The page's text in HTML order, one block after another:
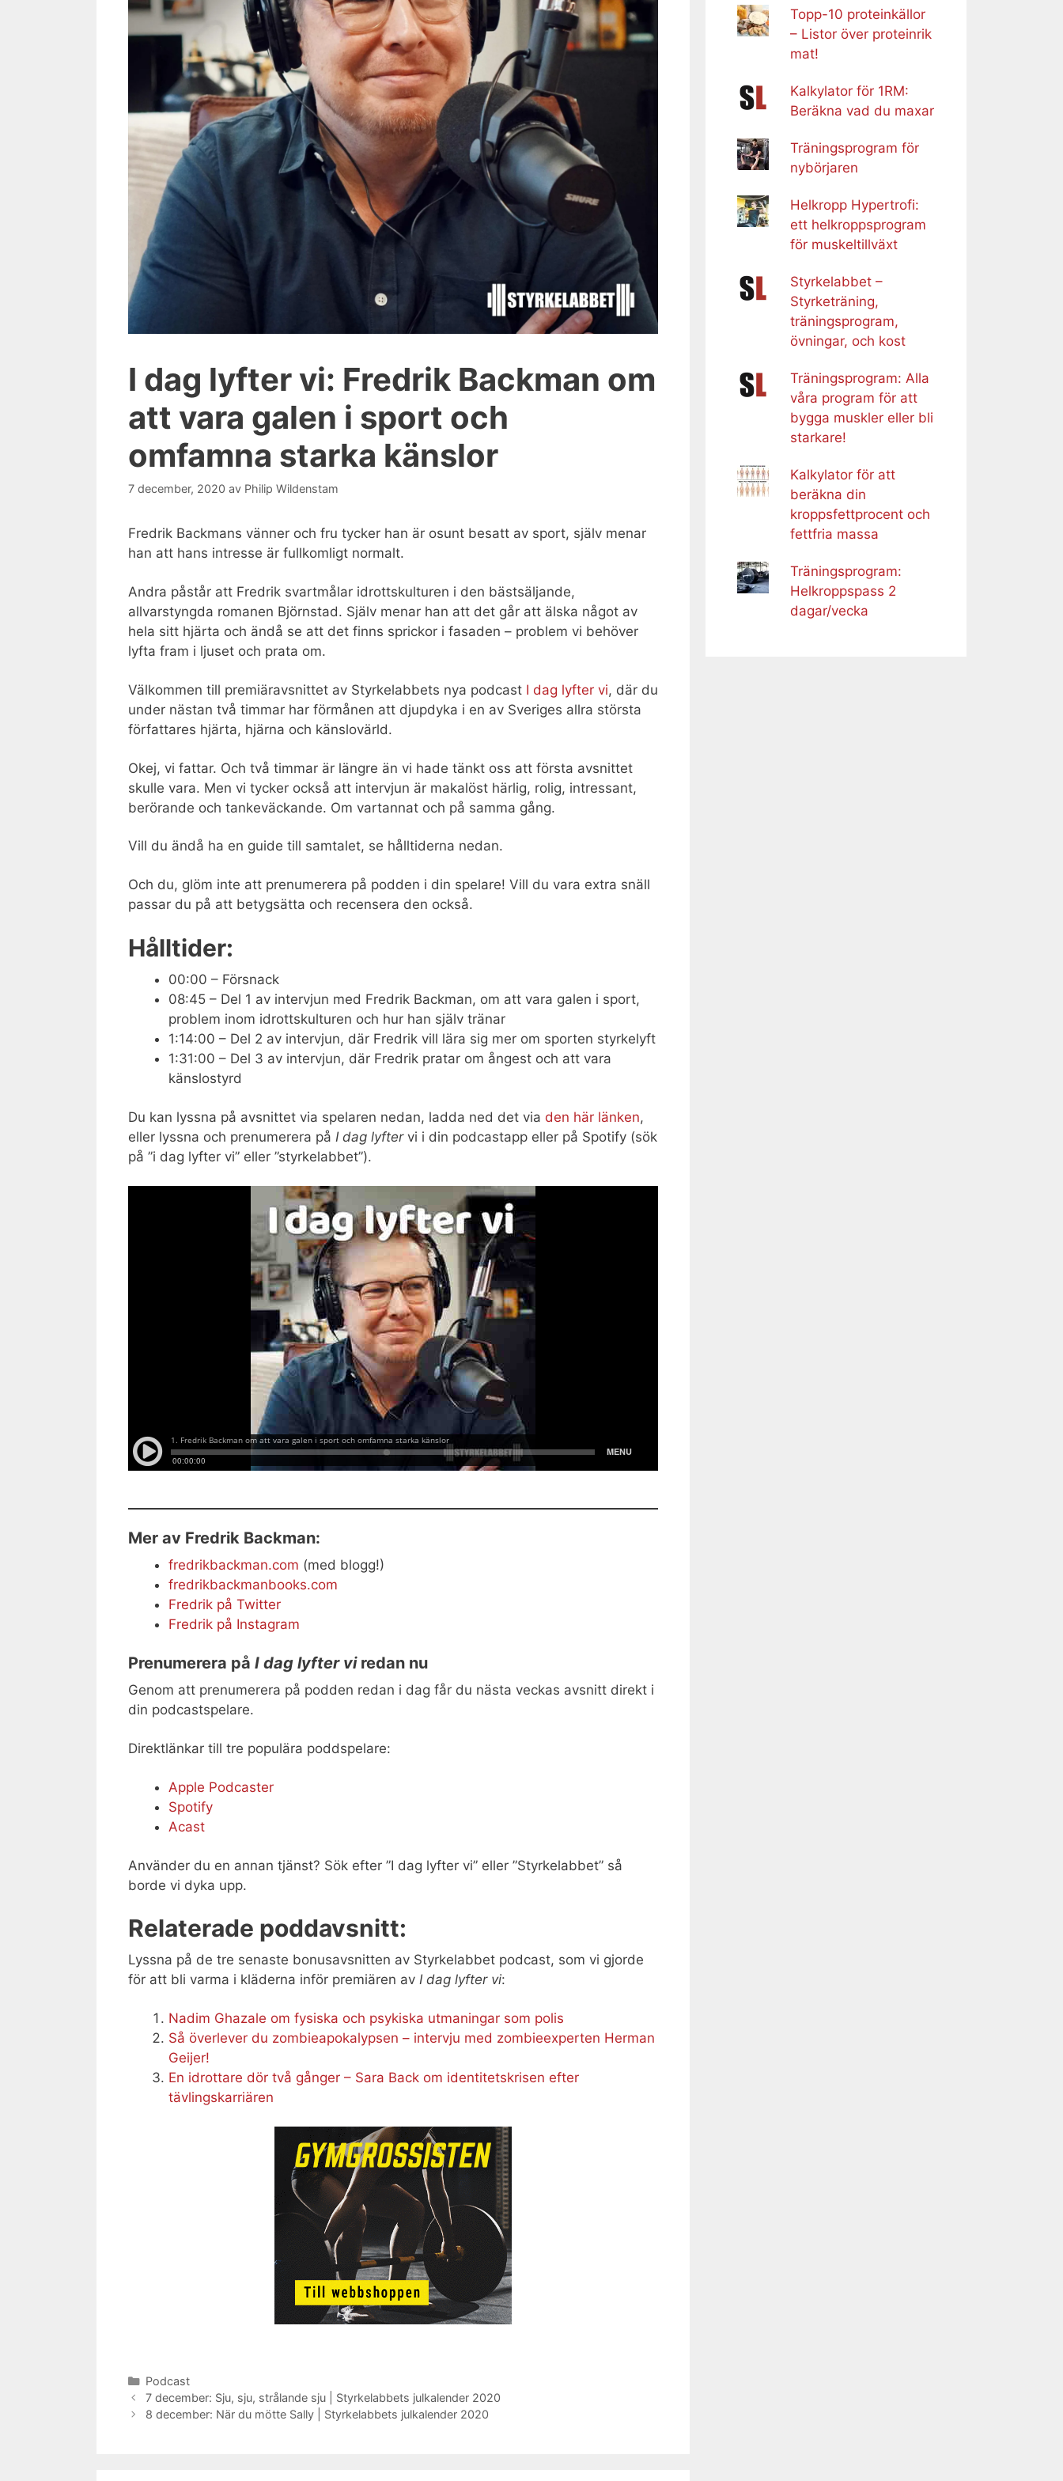
I dag lyfter vi: Fredrik Backman om
att vara galen i sport och
omfamna starka känslor
7 december, 2020 av Philip Wildenstam
Fredrik Backmans vänner och fru tycker han är osunt besatt av sport, själv menar
han att hans intresse är fullkomligt normalt.
Andra påstår att Fredrik svartmålar idrottskulturen i den bästsäljande,
allvarstyngda romanen Björnstad. Själv menar han att det går att älska något av
hela sitt hjärta och ändå se att det finns sprickor i fasaden – problem vi behöver
lyfta fram i ljuset och prata om.
Välkommen till premiäravsnittet av Styrkelabbets nya podcast I dag lyfter vi, där du
under nästan två timmar har förmånen att djupdyka i en av Sveriges allra största
författares hjärta, hjärna och känslovärld.
Okej, vi fattar. Och två timmar är längre än vi hade tänkt oss att första avsnittet
skulle vara. Men vi tycker också att intervjun är makalöst härlig, rolig, intressant,
berörande och tankeväckande. Om vartannat och på samma gång.
Vill du ändå ha en guide till samtalet, se hålltiderna nedan.
Och du, glöm inte att prenumerera på podden i din spelare! Vill du vara extra snäll
passar du på att betygsätta och recensera den också.
Hålltider:
00:00 – Försnack
08:45 – Del 1 av intervjun med Fredrik Backman, om att vara galen i sport,
problem inom idrottskulturen och hur han själv tränar
1:14:00 – Del 2 av intervjun, där Fredrik vill lära sig mer om sporten styrkelyft
1:31:00 – Del 3 av intervjun, där Fredrik pratar om ångest och att vara
känslostyrd
Du kan lyssna på avsnittet via spelaren nedan, ladda ned det via den här länken,
eller lyssna och prenumerera på I dag lyftervi i din podcastapp eller på Spotify (sök
på ”i dag lyfter vi” eller ”styrkelabbet”).
Mer av Fredrik Backman:
fredrikbackman.com (med blogg!)
fredrikbackmanbooks.com
Fredrik på Twitter
Fredrik på Instagram
Prenumerera på I dag lyfter viredan nu
Genom att prenumerera på podden redan i dag får du nästa veckas avsnitt direkt i
din podcastspelare.
Direktlänkar till tre populära poddspelare:
Apple Podcaster
Spotify
Acast
Använder du en annan tjänst? Sök efter ”I dag lyfter vi” eller ”Styrkelabbet” så
borde vi dyka upp.
Relaterade poddavsnitt:
Lyssna på de tre senaste bonusavsnitten av Styrkelabbet podcast, som vi gjorde
för att bli varma i kläderna inför premiären av I dag lyfter vi:
Nadim Ghazale om fysiska och psykiska utmaningar som polis
Så överlever du zombieapokalypsen – intervju med zombieexperten Herman
Geijer!
En idrottare dör två gånger – Sara Back om identitetskrisen efter
tävlingskarriären
Kategorier
Podcast
7 december: Sju, sju, strålande sju | Styrkelabbets julkalender 2020
8 december: När du mötte Sally | Styrkelabbets julkalender 2020
Topp-10 proteinkällor
– Listor över proteinrik
mat!
Kalkylator för 1RM:
Beräkna vad du maxar
Träningsprogram för
nybörjaren
Helkropp Hypertrofi:
ett helkroppsprogram
för muskeltillväxt
Styrkelabbet –
Styrketräning,
träningsprogram,
övningar, och kost
Träningsprogram: Alla
våra program för att
bygga muskler eller bli
starkare!
Kalkylator för att
beräkna din
kroppsfettprocent och
fettfria massa
Träningsprogram:
Helkroppspass 2
dagar/vecka